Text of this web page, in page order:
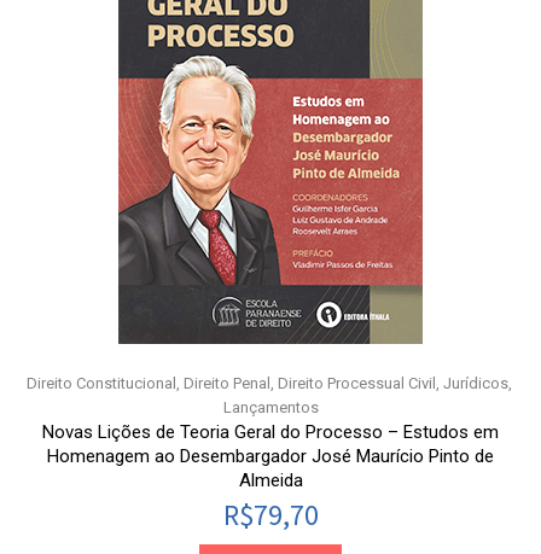
Direito Constitucional , Direito Penal , Direito Processual Civil , Jurídicos,
Lançamentos
Novas Lições de Teoria Geral do Processo – Estudos em
Homenagem ao Desembargador José Maurício Pinto de
Almeida
R$79,70